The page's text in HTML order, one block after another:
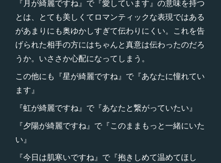
『月が綺麗ですね』で『愛しています』の意味を持つ
とは、とても美しくてロマンティックな表現ではある
があまりにも奥ゆかしすぎて伝わりにくい。これを告
げられた相手の方にはちゃんと真意は伝わったのだろ
うか。いささか心配になってしまう。
この他にも『星が綺麗ですね』で『あなたに憧れてい
ます』
『虹が綺麗ですね』で『あなたと繋がっていたい』
『夕陽が綺麗ですね』で『このままもっと一緒にいた
い』
『今日は肌寒いですね』で『抱きしめて温めてほし